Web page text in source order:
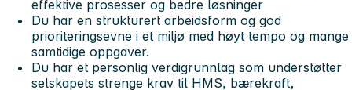
effektive prosesser og bedre løsninger
Du har en strukturert arbeidsform og god
prioriteringsevne i et miljø med høyt tempo og mange
samtidige oppgaver.
Du har et personlig verdigrunnlag som understøtter
selskapets strenge krav til HMS, bærekraft,